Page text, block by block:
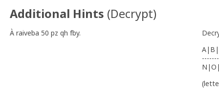
Additional Hints (Decrypt)
À raiveba 50 pz qh fby.